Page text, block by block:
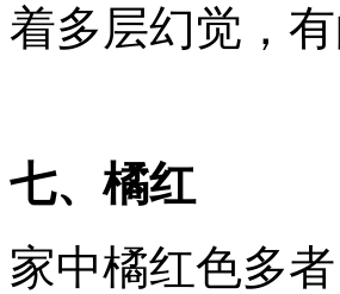
着多层幻觉，
七、橘红
家中橘红色多